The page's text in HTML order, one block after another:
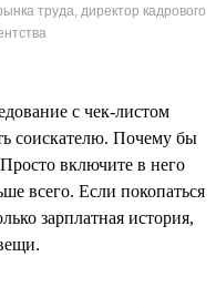
труда, директор кадрового
с чек-листом
соискателю. Почему бы
включите в него
всего. Если покопаться
зарплатная история,